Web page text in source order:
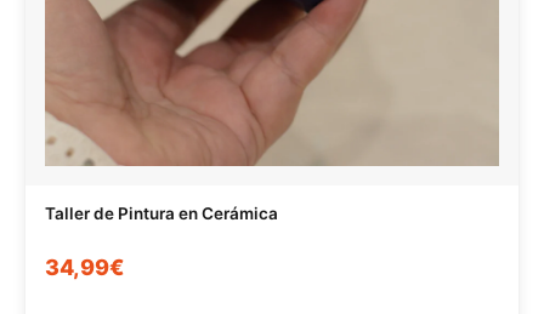
Taller de Pintura en Cerámica
34,99€